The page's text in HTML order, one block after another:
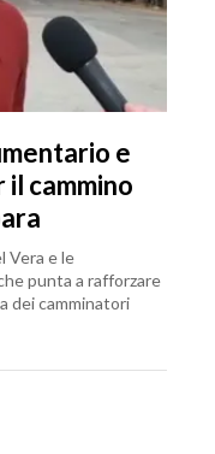
e
il cammino
Vera e le
punta a rafforzare
dei camminatori